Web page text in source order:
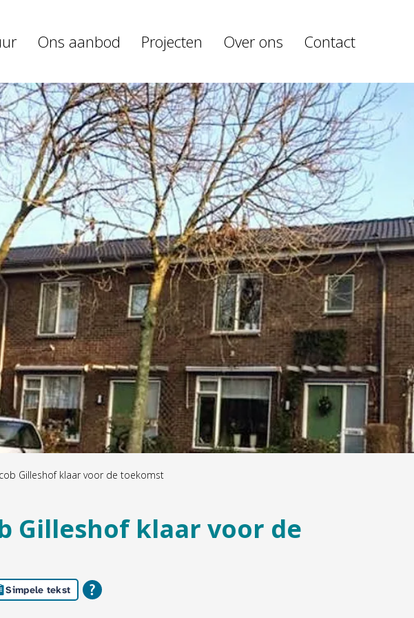
Ons aanbod Projecten Over ons Contact
Gilleshof klaar voor de toekomst
Gilleshof klaar voor de
Simpele tekst